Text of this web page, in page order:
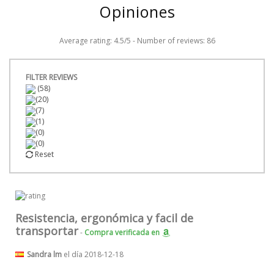
Opiniones
Average rating: 4.5/5 - Number of reviews: 86
FILTER REVIEWS
(58)
(20)
(7)
(1)
(0)
(0)
Reset
Resistencia, ergonómica y facil de
transportar- Compra verificada en
Sandra lm el día 2018-12-18